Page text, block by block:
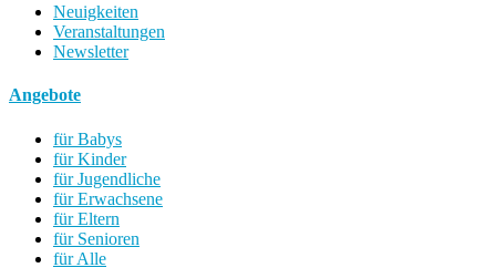
Neuigkeiten
Veranstaltungen
Newsletter
Angebote
für Babys
für Kinder
für Jugendliche
für Erwachsene
für Eltern
für Senioren
für Alle